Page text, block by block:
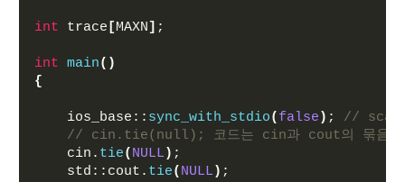
int trace [MAXN] ;
int main()
{
    ios_base::
sync_with_stdio( false ) ; // scanf
// cin.tie(null); 코드는 cin과 cout의 묶음을
    cin.
tie( NULL ) ;
    std::cout.
tie( NULL ) ;